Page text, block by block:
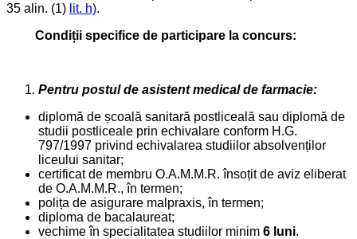
35 alin. (1) lit. h).
Condiții specifice de participare la concurs:
Pentru postul de asistent medical de farmacie:
diplomă de școală sanitară postliceală sau diplomă de
studii postliceale prin echivalare conform H.G.
797/1997 privind echivalarea studiilor absolvenților
liceului sanitar;
certificat de membru O.A.M.M.R. însoțit de aviz eliberat
de O.A.M.M.R., în termen;
polița de asigurare malpraxis, în termen;
diploma de bacalaureat;
vechime în specialitatea studiilor minim 6 luni.